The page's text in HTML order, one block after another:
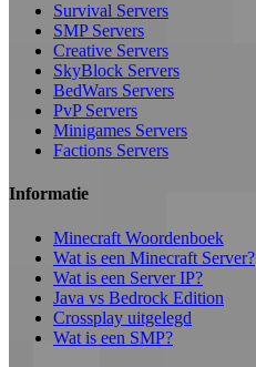
Survival Servers
SMP Servers
Creative Servers
SkyBlock Servers
BedWars Servers
PvP Servers
Minigames Servers
Factions Servers
Informatie
Minecraft Woordenboek
Wat is een Minecraft Server?
Wat is een Server IP?
Java vs Bedrock Edition
Crossplay uitgelegd
Wat is een SMP?